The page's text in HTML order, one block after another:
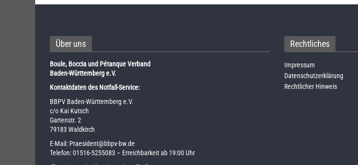
Über uns
Boule, Boccia und Pétanque Verband
Baden-Württemberg e.V.
Kontaktdaten des Notfall-Service:
BBPV Baden-Württemberg e.V.
c/o Kai Kutsch
Gartenstr. 2
79183 Waldkirch
E-Mail: Praesident@bbpv-bw.de
Telefon:01516-5255083 – Erreichbarkeit ab 19:00 Uhr
Rechtliches
Impressum
Datenschutzerklärung
Rechtlicher Hinweis